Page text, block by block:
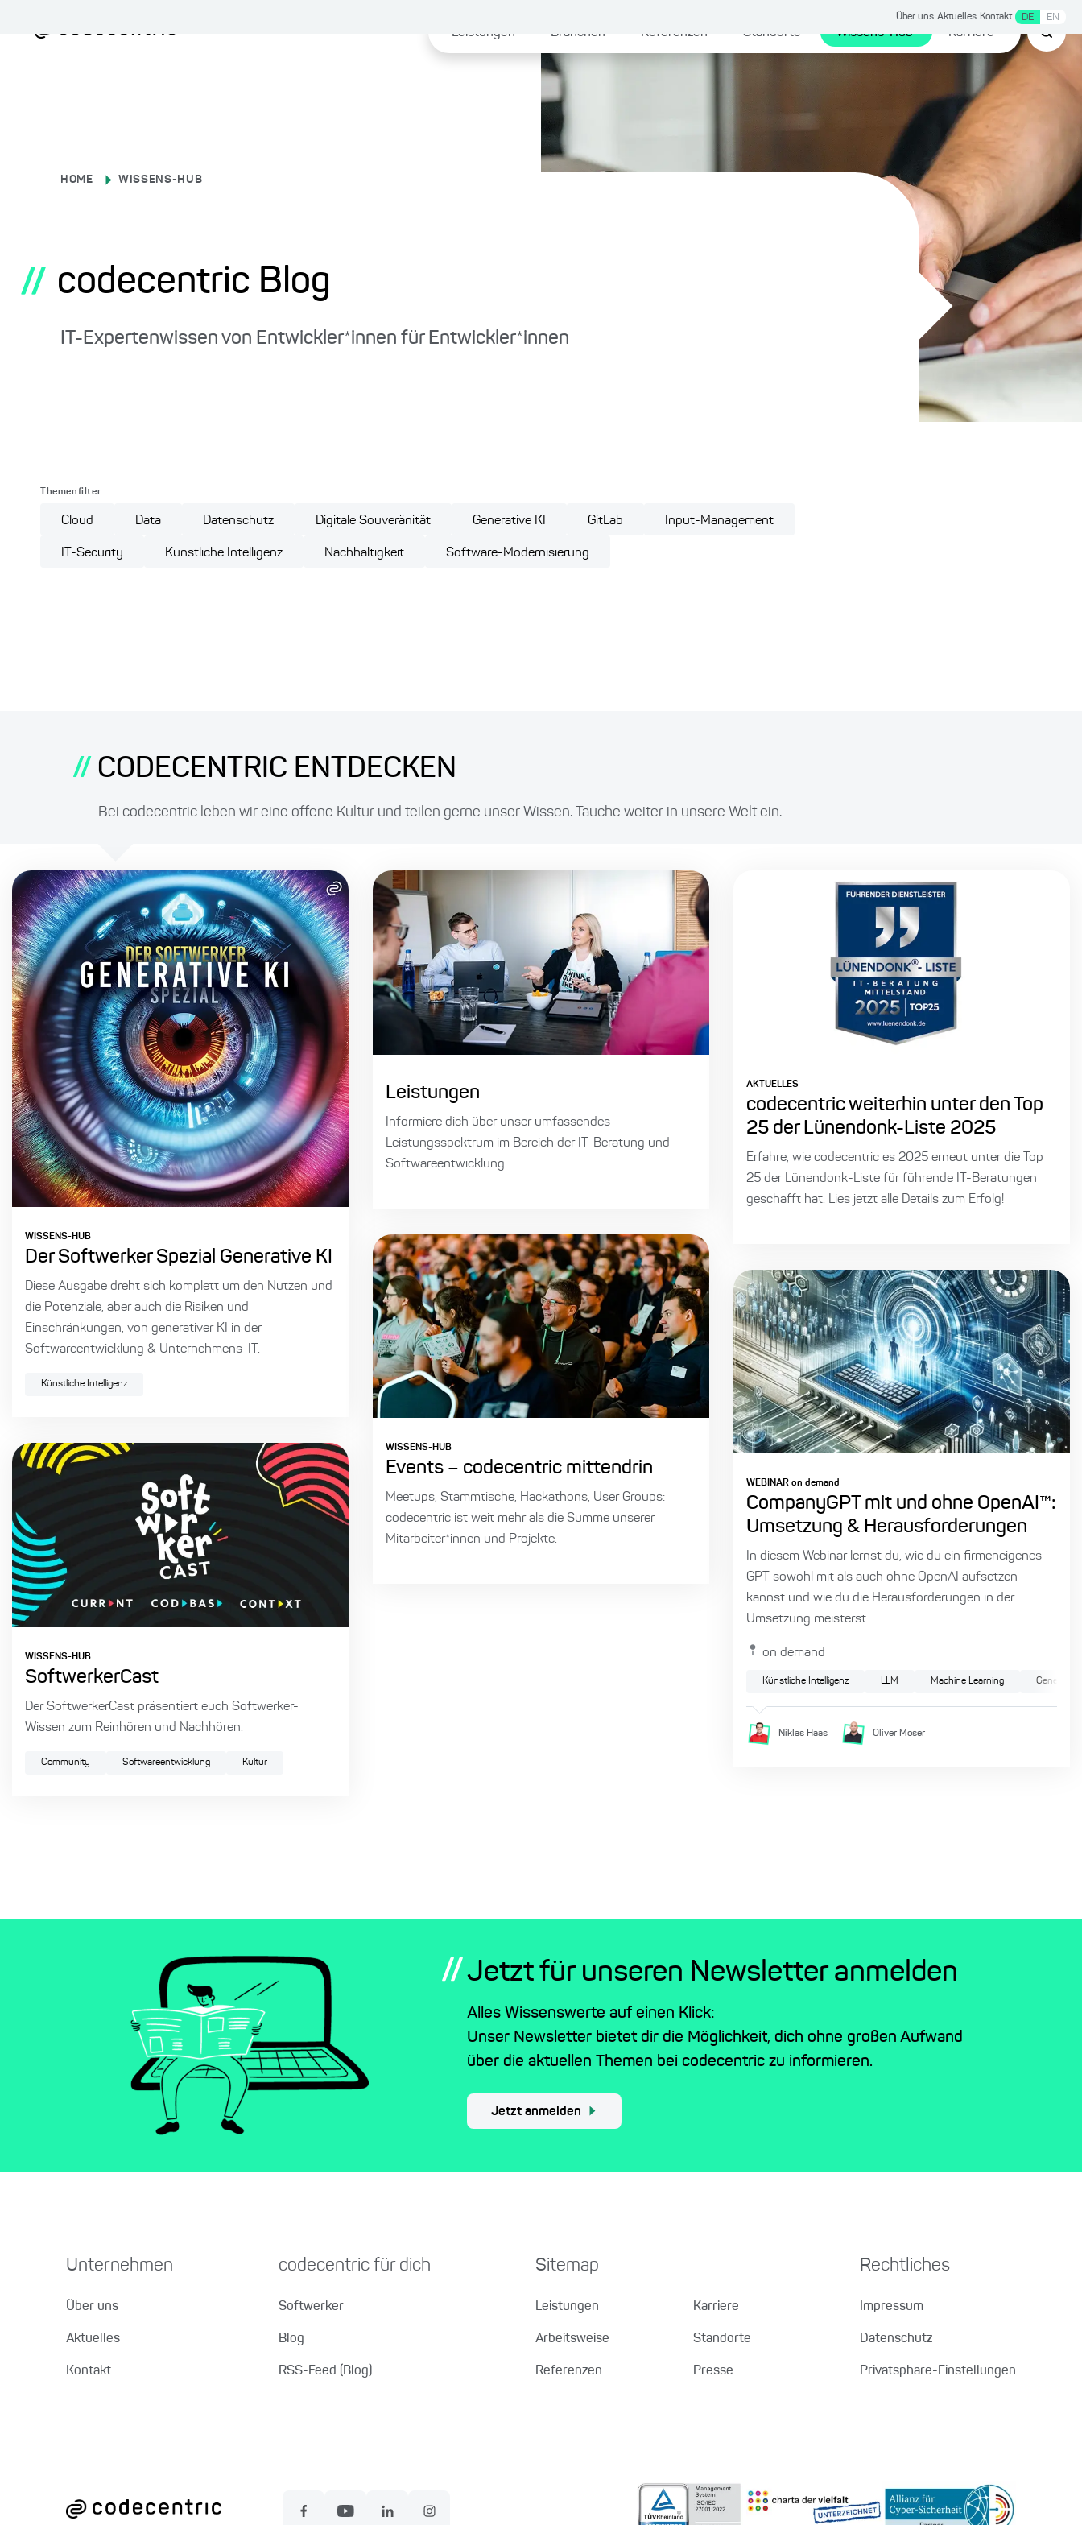
Über uns Aktuelles Kontakt DE EN
Leistungen Branchen Referenzen Standorte Wissens-Hub Karriere
HOME WISSENS-HUB
// codecentric Blog
IT-Expertenwissen von Entwickler*innen für Entwickler*innen
Themenfilter
Cloud Data Datenschutz Digitale Souveränität Generative KI GitLab Input-Management
IT-Security Künstliche Intelligenz Nachhaltigkeit Software-Modernisierung
// CODECENTRIC ENTDECKEN
Bei codecentric leben wir eine offene Kultur und teilen gerne unser Wissen. Tauche weiter in unsere Welt ein.
WISSENS-HUB
Der Softwerker Spezial Generative KI
Diese Ausgabe dreht sich komplett um den Nutzen und
die Potenziale, aber auch die Risiken und
Einschränkungen, von generativer KI in der
Softwareentwicklung & Unternehmens-IT.
Künstliche Intelligenz
WISSENS-HUB
SoftwerkerCast
Der SoftwerkerCast präsentiert euch Softwerker-
Wissen zum Reinhören und Nachhören.
Community Softwareentwicklung Kultur
Leistungen
Informiere dich über unser umfassendes
Leistungsspektrum im Bereich der IT-Beratung und
Softwareentwicklung.
WISSENS-HUB
Events – codecentric mittendrin
Meetups, Stammtische, Hackathons, User Groups:
codecentric ist weit mehr als die Summe unserer
Mitarbeiter*innen und Projekte.
AKTUELLES
codecentric weiterhin unter den Top
25 der Lünendonk-Liste 2025
Erfahre, wie codecentric es 2025 erneut unter die Top
25 der Lünendonk-Liste für führende IT-Beratungen
geschafft hat. Lies jetzt alle Details zum Erfolg!
WEBINAR on demand
CompanyGPT mit und ohne OpenAI™:
Umsetzung & Herausforderungen
In diesem Webinar lernst du, wie du ein firmeneigenes
GPT sowohl mit als auch ohne OpenAI aufsetzen
kannst und wie du die Herausforderungen in der
Umsetzung meisterst.
on demand
Künstliche Intelligenz LLM Machine Learning Generative
Niklas Haas Oliver Moser
//Jetzt für unseren Newsletter anmelden
Alles Wissenswerte auf einen Klick:
Unser Newsletter bietet dir die Möglichkeit, dich ohne großen Aufwand
über die aktuellen Themen bei codecentric zu informieren.
Jetzt anmelden
Unternehmen
Über uns
Aktuelles
Kontakt
codecentric für dich
Softwerker
Blog
RSS-Feed (Blog)
Sitemap
Leistungen
Arbeitsweise
Referenzen
Karriere
Standorte
Presse
Rechtliches
Impressum
Datenschutz
Privatsphäre-Einstellungen